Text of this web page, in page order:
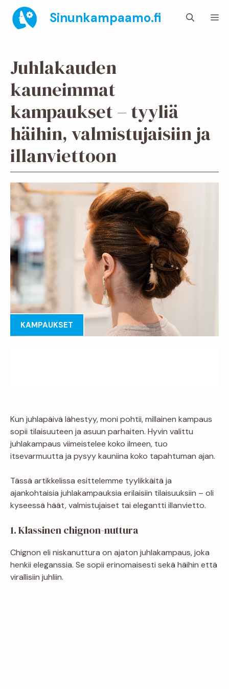
sisältöön
Sinunkampaamo.fi
Juhlakauden
kauneimmat
kampaukset – tyyliä
häihin, valmistujaisiin ja
illanviettoon
KAMPAUKSET
Kun juhlapäivä lähestyy, moni pohtii, millainen kampaus
sopii tilaisuuteen ja asuun parhaiten. Hyvin valittu
juhlakampaus viimeistelee koko ilmeen, tuo
itsevarmuutta ja pysyy kauniina koko tapahtuman ajan.
Tässä artikkelissa esittelemme tyylikkäitä ja
ajankohtaisia juhlakampauksia erilaisiin tilaisuuksiin – oli
kyseessä häät, valmistujaiset tai elegantti illanvietto.
1. Klassinen chignon-nuttura
Chignon eli niskanuttura on ajaton juhlakampaus, joka
henkii eleganssia. Se sopii erinomaisesti sekä häihin että
virallisiin juhliin.